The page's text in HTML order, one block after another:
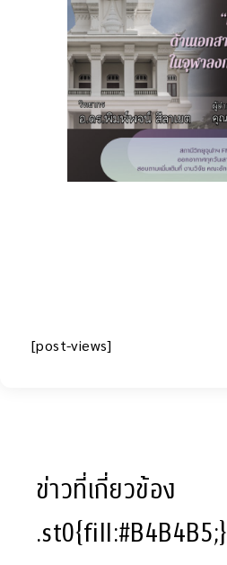
[post-views]
ข่าวที่เกี่ยวข้อง
.st0{fill:#B4B4B5;}